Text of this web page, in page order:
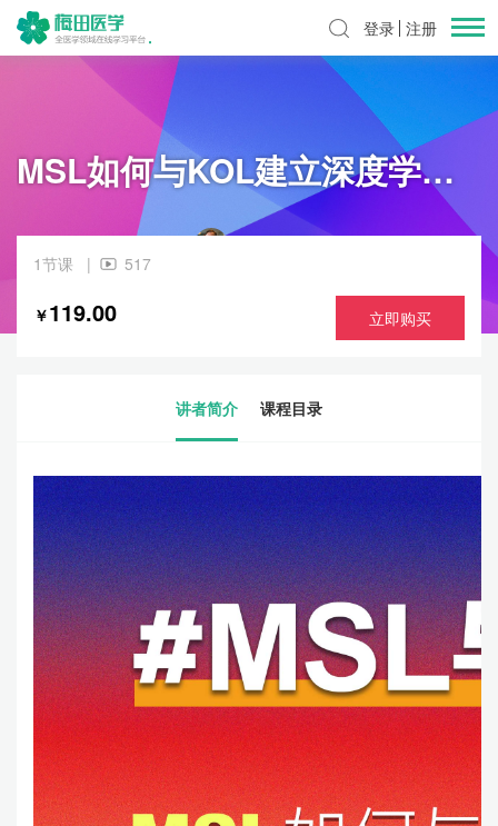
登录 注册
MSL如何与KOL建立深度学术信任
Thomas
1节课 | 517
￥119.00 立即购买
讲者简介 课程目录